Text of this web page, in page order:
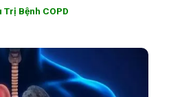
Bệnh COPD